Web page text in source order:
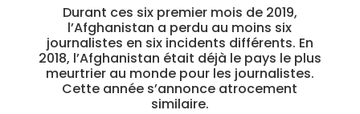
Durant ces six premier mois de 2019,
l’Afghanistan a perdu au moins six
journalistes en six incidents différents. En
2018, l’Afghanistan était déjà le pays le plus
meurtrier au monde pour les journalistes.
Cette année s’annonce atrocement
similaire.